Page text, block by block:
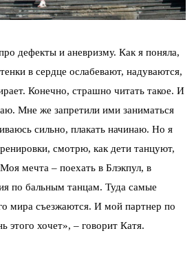
дефекты и аневризму. Как я поняла,
в сердце ослабевают, надуваются,
Конечно, страшно читать такое. И
Мне же запретили ими заниматься
сильно, плакать начинаю. Но я
смотрю, как дети танцуют,
мечта – поехать в Блэкпул, в
по бальным танцам. Туда самые
мира съезжаются. И мой партнер по
этого хочет», – говорит Катя.